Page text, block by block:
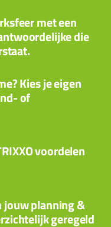
met een
die
Kies je eigen
of
voordelen
jouw planning &
geregeld